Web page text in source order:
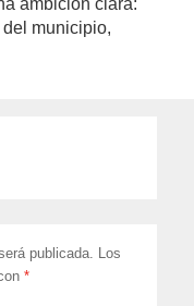
ambición clara:
municipio,
publicada. Los
*